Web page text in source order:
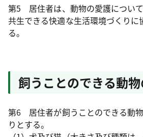
第5 居住者は、動物の愛護につい
共生できる快適な生活環境づくりに
る。
飼うことのできる動
第6 居住者が飼うことのできる動
りとする。